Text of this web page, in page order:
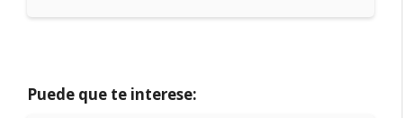
Puede que te interese: